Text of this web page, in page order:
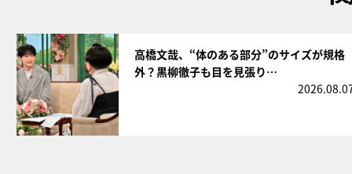
高橋文哉、“体のある部分”のサイズが規格
外？黒柳徹子も目を見張り…